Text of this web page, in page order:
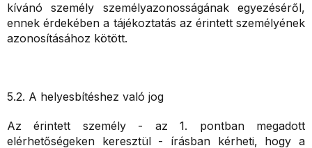
kívánó személy személyazonosságának egyezéséről,
ennek érdekében a tájékoztatás az érintett személyének
azonosításához kötött.
5.2. A helyesbítéshez való jog
Az érintett személy - az 1. pontban megadott
elérhetőségeken keresztül - írásban kérheti, hogy a